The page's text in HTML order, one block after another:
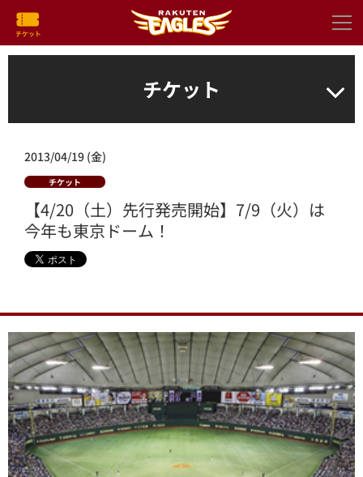
チケット
2013/04/19 (金)
チケット
【4/20（土）先行発売開始】7/9（火）は
今年も東京ドーム！